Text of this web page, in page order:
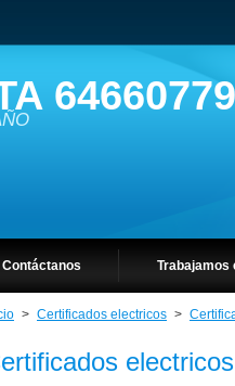
Contáctanos Trabajamos
> Certificados electricos >